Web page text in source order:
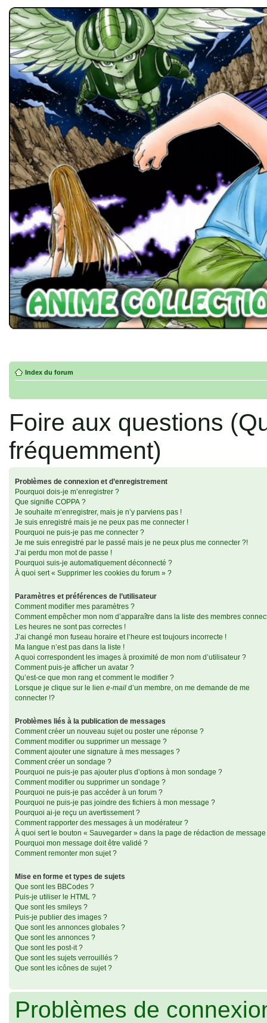
Index du forum
Foire aux questions
fréquemment)
Problèmes de connexion et d’enregistrement
Pourquoi dois-je m’enregistrer ?
Que signifie COPPA ?
Je souhaite m’enregistrer, mais je n’y parviens pas !
Je suis enregistré mais je ne peux pas me connecter !
Pourquoi ne puis-je pas me connecter ?
Je me suis enregistré par le passé mais je ne peux plus me connecter ?!
J’ai perdu mon mot de passe !
Pourquoi suis-je automatiquement déconnecté ?
À quoi sert « Supprimer les cookies du forum » ?
Paramètres et préférences de l’utilisateur
Comment modifier mes paramètres ?
Comment empêcher mon nom d’apparaître dans la liste des membres
Les heures ne sont pas correctes !
J’ai changé mon fuseau horaire et l’heure est toujours incorrecte !
Ma langue n’est pas dans la liste !
A quoi correspondent les images à proximité de mon nom d’utilisateur ?
Comment puis-je afficher un avatar ?
Qu’est-ce que mon rang et comment le modifier ?
Lorsque je clique sur le lien e-mail d’un membre, on me demande de me
connecter !?
Problèmes liés à la publication de messages
Comment créer un nouveau sujet ou poster une réponse ?
Comment modifier ou supprimer un message ?
Comment ajouter une signature à mes messages ?
Comment créer un sondage ?
Pourquoi ne puis-je pas ajouter plus d’options à mon sondage ?
Comment modifier ou supprimer un sondage ?
Pourquoi ne puis-je pas accéder à un forum ?
Pourquoi ne puis-je pas joindre des fichiers à mon message ?
Pourquoi ai-je reçu un avertissement ?
Comment rapporter des messages à un modérateur ?
À quoi sert le bouton « Sauvegarder » dans la page de rédaction de message
Pourquoi mon message doit être validé ?
Comment remonter mon sujet ?
Mise en forme et types de sujets
Que sont les BBCodes ?
Puis-je utiliser le HTML ?
Que sont les smileys ?
Puis-je publier des images ?
Que sont les annonces globales ?
Que sont les annonces ?
Que sont les post-it ?
Que sont les sujets verrouillés ?
Que sont les icônes de sujet ?
Problèmes de